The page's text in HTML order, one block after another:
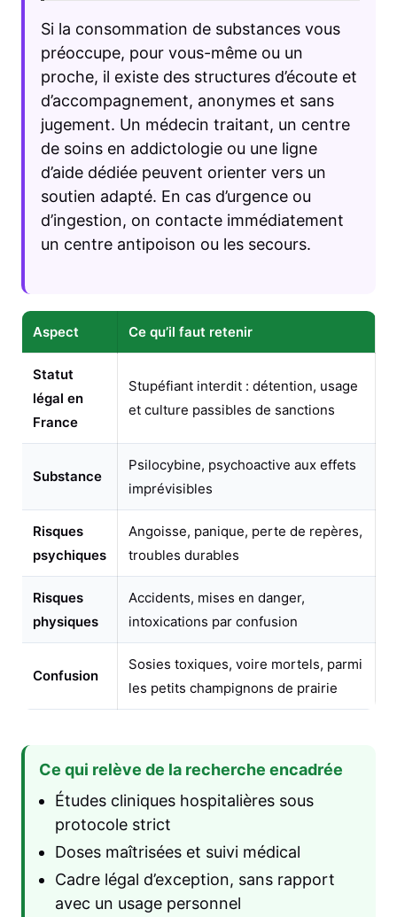
Si la consommation de substances vous
préoccupe, pour vous-même ou un
proche, il existe des structures d’écoute et
d’accompagnement, anonymes et sans
jugement. Un médecin traitant, un centre
de soins en addictologie ou une ligne
d’aide dédiée peuvent orienter vers un
soutien adapté. En cas d’urgence ou
d’ingestion, on contacte immédiatement
un centre antipoison ou les secours.
Aspect Ce qu’il faut retenir
Statut
légal en
France
Stupéfiant interdit : détention, usage
et culture passibles de sanctions
Substance
Psilocybine, psychoactive aux effets
imprévisibles
Risques
psychiques
Angoisse, panique, perte de repères,
troubles durables
Risques
physiques
Accidents, mises en danger,
intoxications par confusion
Confusion
Sosies toxiques, voire mortels, parmi
les petits champignons de prairie
Ce qui relève de la recherche encadrée
Études cliniques hospitalières sous
protocole strict
Doses maîtrisées et suivi médical
Cadre légal d’exception, sans rapport
avec un usage personnel